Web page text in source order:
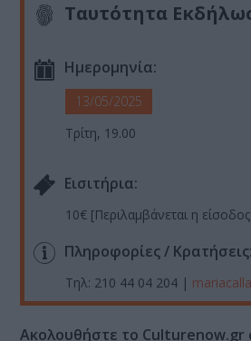
Ταυτότητα
Ημερομηνία:
13/05/2025
Τρίτη, 19.00
Eισιτήρια:
10€ [Περιλαμβάνεται η
Πληροφορίες / Κρατήσεις:
Τηλ: 210 44 04 204 |
Ακολουθήστε το Culturenow.gr